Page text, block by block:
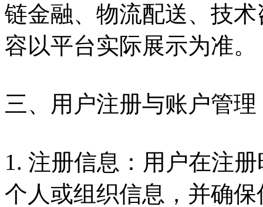
链金融、物流配送、技
容以平台实际展示为准。
三、用户注册与账户管理
1. 注册信息：用户在注
个人或组织信息，并确